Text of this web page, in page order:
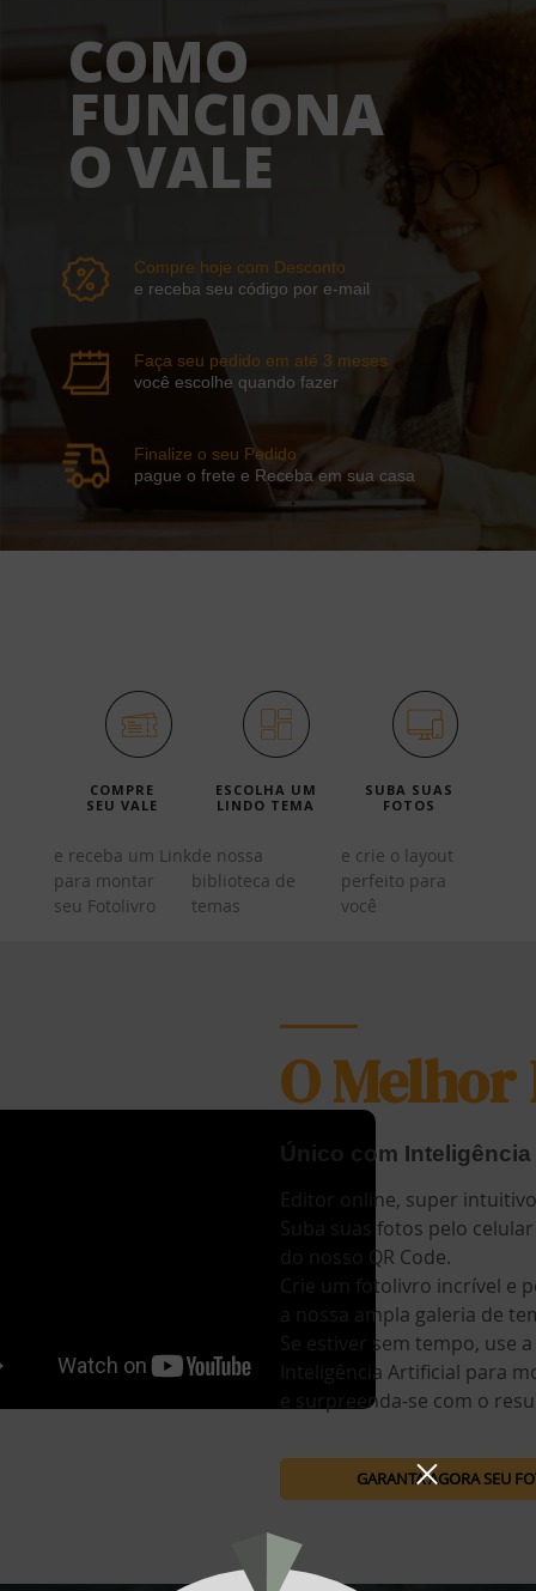
COMO
FUNCIONA
O VALE
Compre hoje com Desconto
e receba seu código por e-mail
Faça seu pedido em até 3 meses
você escolhe quando fazer
Finalize o seu Pedido
pague o frete e Receba em sua casa
COMPRE
SEU VALE
e receba um Link
para montar
seu Fotolivro
ESCOLHA UM
LINDO TEMA
de nossa
biblioteca de
temas
SUBA SUAS
FOTOS
e crie o layout
perfeito para
você
O
Único com
Editor online, super
Suba suas fotos pelo
do nosso QR Code.
Crie um fotolivro incrível e
a nossa ampla galeria de
Se estiver sem tempo, use
Inteligência Artificial para
e surpreenda-se com o
GARANTA AGORA SEU